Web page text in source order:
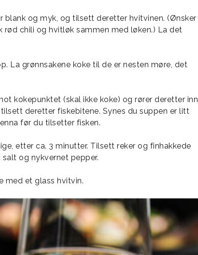
blank og myk, og tilsett deretter hvitvinen. (Ønsker
chili og hvitløk sammen med løken.) La det
La grønnsakene koke til de er nesten møre, det
kokepunktet (skal ikke koke) og rører deretter inn
deretter fiskebitene. Synes du suppen er litt
før du tilsetter fisken.
etter ca. 3 minutter. Tilsett reker og finhakkede
og nykvernet pepper.
med et glass hvitvin.